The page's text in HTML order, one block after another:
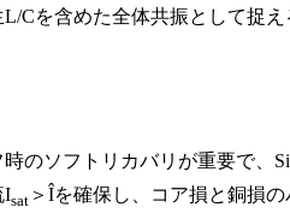
Cを含めた全体共振として捉え
のソフトリカバリが重要で、
Isat＞Îを確保し、コア損と銅損